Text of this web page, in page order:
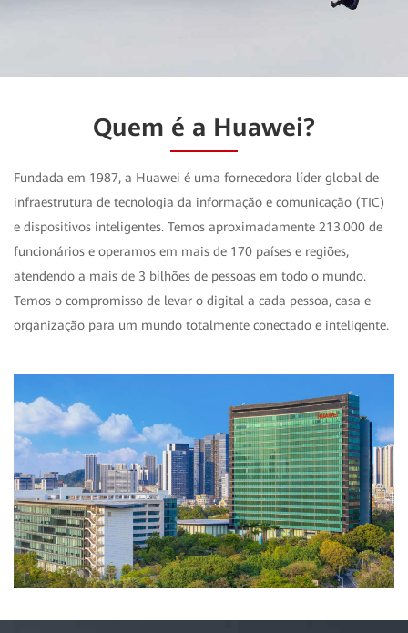
Quem é a Huawei?
Fundada em 1987, a Huawei é uma fornecedora líder global de
infraestrutura de tecnologia da informação e comunicação (TIC)
e dispositivos inteligentes. Temos aproximadamente 213.000 de
funcionários e operamos em mais de 170 países e regiões,
atendendo a mais de 3 bilhões de pessoas em todo o mundo.
Temos o compromisso de levar o digital a cada pessoa, casa e
organização para um mundo totalmente conectado e inteligente.